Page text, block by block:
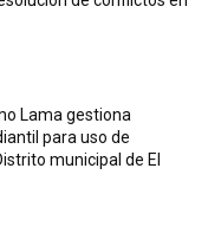
Lama gestiona
para uso de
municipal de El